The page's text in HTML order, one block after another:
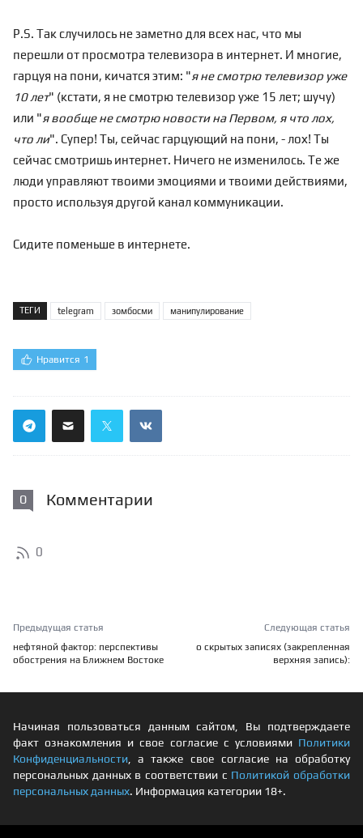
P.S. Так случилось не заметно для всех нас, что мы
перешли от просмотра телевизора в интернет. И многие,
гарцуя на пони, кичатся этим: "я не смотрю телевизор уже
10 лет" (кстати, я не смотрю телевизор уже 15 лет; шучу)
или "я вообще не смотрю новости на Первом, я что лох,
что ли". Супер! Ты, сейчас гарцующий на пони, - лох! Ты
сейчас смотришь интернет. Ничего не изменилось. Те же
люди управляют твоими эмоциями и твоими действиями,
просто используя другой канал коммуникации.
Сидите поменьше в интернете.
ТЕГИ telegram зомбосми манипулирование
Нравится 1
0 Комментарии
0
Предыдущая статья
нефтяной фактор: перспективы
обострения на Ближнем Востоке
Следующая статья
о скрытых записях (закрепленная
верхняя запись):
Начиная пользоваться данным сайтом, Вы подтверждаете
факт ознакомления и свое согласие с условиями Политики
Конфиденциальности , а также свое согласие на обработку
персональных данных в соответствии с Политикой обработки
персональных данных. Информация категории 18+.